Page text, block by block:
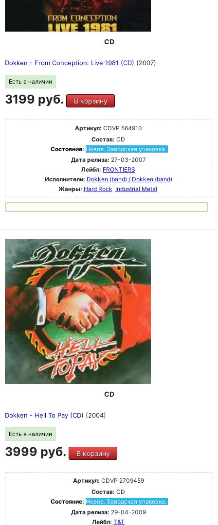
CD
Dokken - From Conception: Live 1981 (CD) (2007)
Есть в наличии
3199 руб. В корзину
Артикул: CDVP 564910
Состав: CD
Состояние: Новое. Заводская упаковка.
Дата релиза: 27-03-2007
Лейбл: FRONTIERS
Исполнители: Dokken (band) / Dokken (band)
Жанры: Hard Rock Industrial Metal
CD
Dokken - Hell To Pay (CD) (2004)
Есть в наличии
3999 руб. В корзину
Артикул: CDVP 2709459
Состав: CD
Состояние: Новое. Заводская упаковка.
Дата релиза: 29-04-2009
Лейбл: T&T